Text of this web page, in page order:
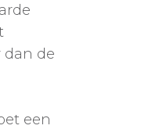
dan de
een